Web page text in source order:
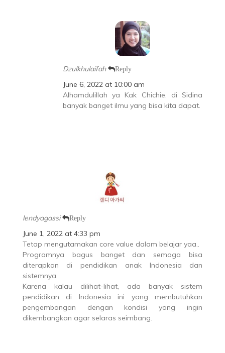
Dzulkhulaifah Reply
June 6, 2022 at 10:00 am
Alhamdulillah ya Kak Chichie, di Sidina
banyak banget ilmu yang bisa kita dapat.
lendyagassi Reply
June 1, 2022 at 4:33 pm
Tetap mengutamakan core value dalam belajar yaa..
Programnya bagus banget dan semoga bisa
diterapkan di pendidikan anak Indonesia dan
sistemnya.
Karena kalau dilihat-lihat, ada banyak sistem
pendidikan di Indonesia ini yang membutuhkan
pengembangan dengan kondisi yang ingin
dikembangkan agar selaras seimbang.